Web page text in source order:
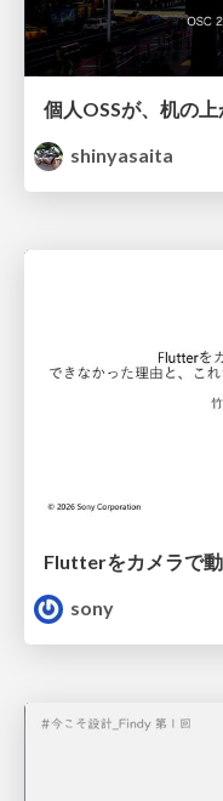
個人OSSが、机の
shinyasaita
Flutterをカメラで
sony